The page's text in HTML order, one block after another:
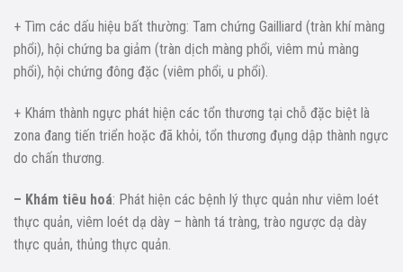
+ Tìm các dấu hiệu bất thường: Tam chứng Gailliard (tràn khí màng
phổi), hội chứng ba giảm (tràn dịch màng phổi, viêm mủ màng
phổi), hội chứng đông đặc (viêm phổi, u phổi).
+ Khám thành ngực phát hiện các tổn thương tại chỗ đặc biệt là
zona đang tiến triển hoặc đã khỏi, tổn thương đụng dập thành ngực
do chấn thương.
– Khám tiêu hoá: Phát hiện các bệnh lý thực quản như viêm loét
thực quản, viêm loét dạ dày – hành tá tràng, trào ngược dạ dày
thực quản, thủng thực quản.